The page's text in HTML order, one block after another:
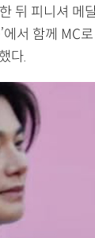
뒤 피니셔 메
서 함께 MC
다.